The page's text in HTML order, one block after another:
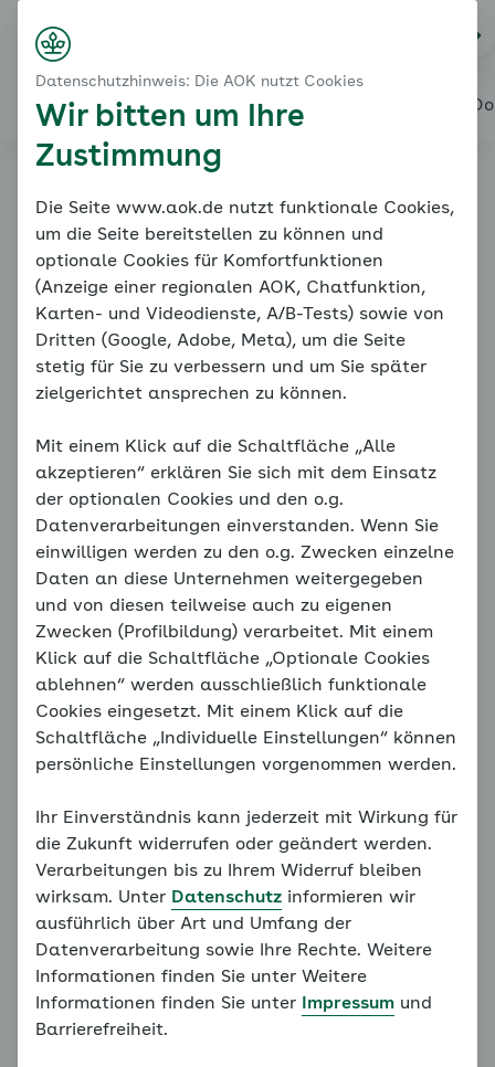
Alles über den Coach Mein Coach Meine
Blutdruck - eine Einführung
Der gesunde Blutdruck
Die beiden Blutdruckwerte
Online-Coach
Bluthochdruck
Der gesunde Blutdruck
Die beiden Blutdruckwerte
Sie haben im Film
bereits die zwei Phasen des
Herzschlags kennengelernt. Hier sind sie noch
einmal zusammengefasst:
Die Systole: Der Druck, der in der
Austreibungsphase in den Blutgefäßen erzeugt
wird, ist derobere Blutdruck- oder systolische
Blutdruckwert. Er wird auch „Herzwert“ genannt.
Bei Erwachsenen gilt ein systolischer
als optimal und bis 129 mmHg als normal.
Auf die Systole folgt die Phase, in
der der Herzmuskel erschlafft und die
Herzkammer sich wieder mit Blut auffüllt. Das ist
. Gemessen wird hier der
diastolische Blutdruckwert
Wert liegt optimalerweise bei Erwachsenen unter
Datenschutzhinweis: Die AOK nutzt Cookies
Wir bitten um Ihre
Zustimmung
Die Seite www.aok.de nutzt funktionale Cookies,
um die Seite bereitstellen zu können und
optionale Cookies für Komfortfunktionen
(Anzeige einer regionalen AOK, Chatfunktion,
Karten- und Videodienste, A/B-Tests) sowie von
Dritten (Google, Adobe, Meta), um die Seite
stetig für Sie zu verbessern und um Sie später
zielgerichtet ansprechen zu können.
Mit einem Klick auf die Schaltfläche „Alle
akzeptieren“ erklären Sie sich mit dem Einsatz
der optionalen Cookies und den o.g.
Datenverarbeitungen einverstanden. Wenn Sie
einwilligen werden zu den o.g. Zwecken einzelne
Daten an diese Unternehmen weitergegeben
und von diesen teilweise auch zu eigenen
Zwecken (Profilbildung) verarbeitet. Mit einem
Klick auf die Schaltfläche „Optionale Cookies
ablehnen“ werden ausschließlich funktionale
Cookies eingesetzt. Mit einem Klick auf die
Schaltfläche „Individuelle Einstellungen“ können
persönliche Einstellungen vorgenommen werden.
Ihr Einverständnis kann jederzeit mit Wirkung für
die Zukunft widerrufen oder geändert werden.
Verarbeitungen bis zu Ihrem Widerruf bleiben
wirksam. Unter Datenschutz informieren wir
ausführlich über Art und Umfang der
Datenverarbeitung sowie Ihre Rechte. Weitere
Informationen finden Sie unter Weitere
Informationen finden Sie unter
Impressum und
Barrierefreiheit.